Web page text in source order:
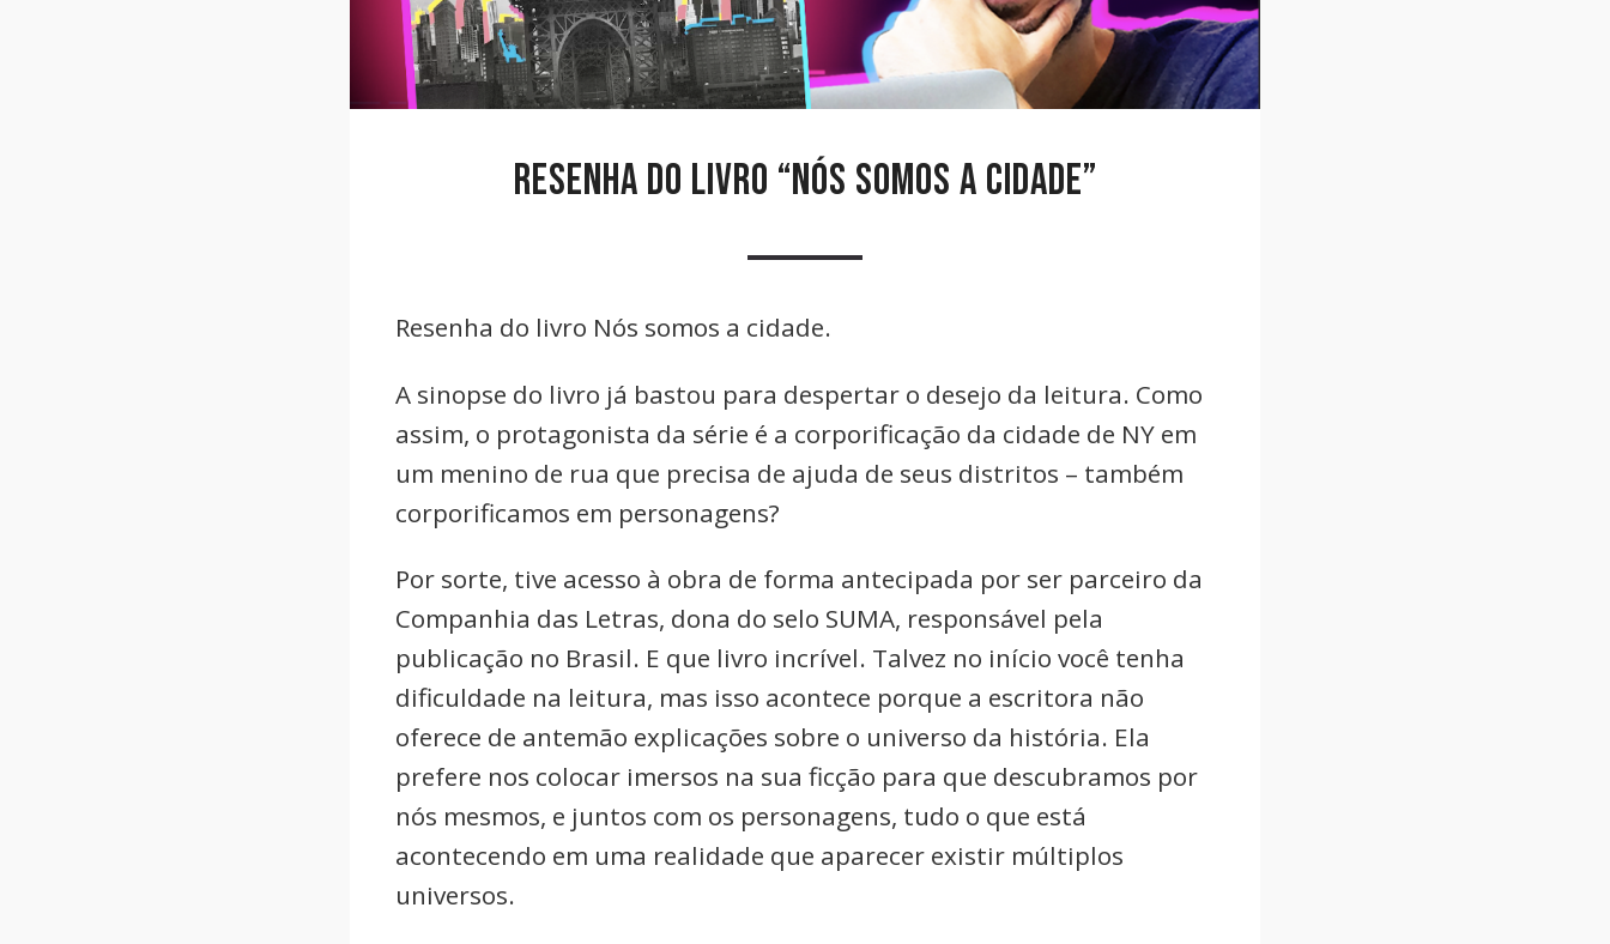
RESENHA DO LIVRO “NÓS SOMOS A CIDADE”
Resenha do livro Nós somos a cidade.
A sinopse do livro já bastou para despertar o desejo da leitura. Como
assim, o protagonista da série é a corporificação da cidade de NY em
um menino de rua que precisa de ajuda de seus distritos – também
corporificamos em personagens?
Por sorte, tive acesso à obra de forma antecipada por ser parceiro da
Companhia das Letras, dona do selo SUMA, responsável pela
publicação no Brasil. E que livro incrível. Talvez no início você tenha
dificuldade na leitura, mas isso acontece porque a escritora não
oferece de antemão explicações sobre o universo da história. Ela
prefere nos colocar imersos na sua ficção para que descubramos por
nós mesmos, e juntos com os personagens, tudo o que está
acontecendo em uma realidade que aparecer existir múltiplos
universos.